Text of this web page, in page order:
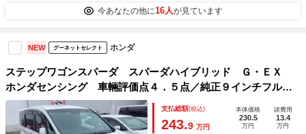
今あなたの他に16人が見ています
NEW グーネットセレクト ホンダ
ステップワゴンスパーダ スパーダハイブリッド Ｇ・ＥＸ
ホンダセンシング 車輛評価点４．５点／純正９インチフルセ
グナビ／ＨＤＭＩ／バックカメラ／ドラレコ前後／両側電動ス
ライドドア／シートヒーター左右／フリップダウンモニター／
ＥＴＣ／ＬＥＤヘッドライト／レーダークルコン
支払総額(税込)
243.9 万円
本体価格
230.5
万円
諸費用
13.4
万円